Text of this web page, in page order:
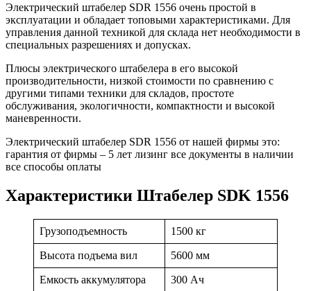
Электрический штабелер SDR 1556 очень простой в
эксплуатации и обладает топовыми характеристиками. Для
управления данной техникой для склада нет необходимости в
специальных разрешениях и допусках.
Плюсы электрического штабелера в его высокой
производительности, низкой стоимости по сравнению с
другими типами техники для складов, простоте
обслуживания, экологичности, компактности и высокой
маневренности.
Электрический штабелер SDR 1556 от нашей фирмы это:
гарантия от фирмы – 5 лет лизинг все документы в наличии
все способы оплаты
Характеристики Штабелер SDK 1556
Грузоподъемность 1500 кг
Высота подъема вил 5600 мм
Емкость аккумулятора 300 Ач